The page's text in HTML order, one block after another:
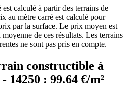
calculé à partir des terrains de
au mètre carré est calculé pour
par la surface. Le prix moyen est
de ces résultats. Les terrains
ne sont pas pris en compte.
constructible à
14250 : 99.64 €/m²